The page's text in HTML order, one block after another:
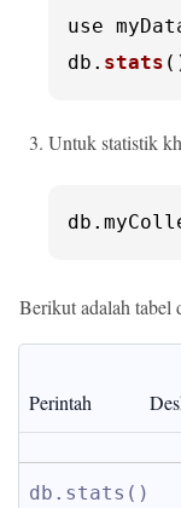
use
db. stats
Untuk statistik
db.
Berikut adalah tabel
Perintah
db.stats()